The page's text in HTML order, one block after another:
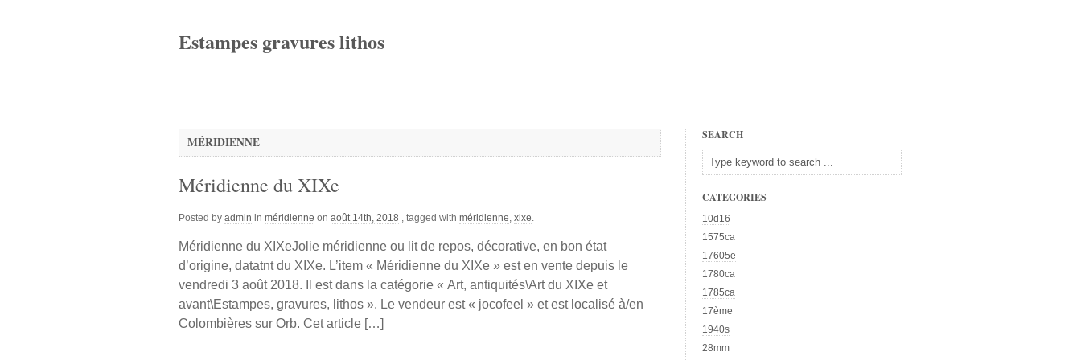
Estampes gravures lithos
MÉRIDIENNE
Méridienne du XIXe
Posted by admin in méridienne on août 14th, 2018 , tagged with méridienne, xixe.
Méridienne du XIXeJolie méridienne ou lit de repos, décorative, en bon état
d’origine, datatnt du XIXe. L’item « Méridienne du XIXe » est en vente depuis le
vendredi 3 août 2018. Il est dans la catégorie « Art, antiquités\Art du XIXe et
avant\Estampes, gravures, lithos ». Le vendeur est « jocofeel » et est localisé à/en
Colombières sur Orb. Cet article […]
SEARCH
CATEGORIES
10d16
1575ca
17605e
1780ca
1785ca
17ème
1940s
28mm